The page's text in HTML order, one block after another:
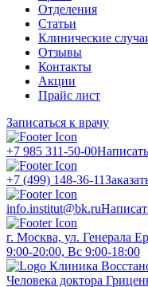
Отделения
Статьи
Клинические
Отзывы
Контакты
Акции
Прайс лист
Записаться к врачу
+7 985 311-50-00
+7 (499) 148-36-11
info.institut@bk.ru
г. Москва, ул. Генерала
9:00-20:00, Вс 9:00-18:00
Клиника
Человека доктора